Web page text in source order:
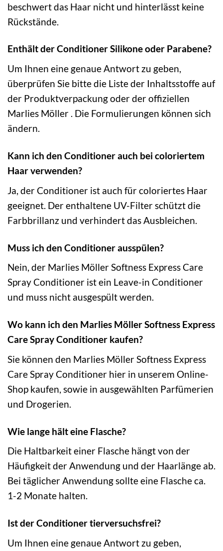
beschwert das Haar nicht und hinterlässt keine
Rückstände.
Enthält der Conditioner Silikone oder Parabene?
Um Ihnen eine genaue Antwort zu geben,
überprüfen Sie bitte die Liste der Inhaltsstoffe auf
der Produktverpackung oder der offiziellen
Marlies Möller . Die Formulierungen können sich
ändern.
Kann ich den Conditioner auch bei coloriertem
Haar verwenden?
Ja, der Conditioner ist auch für coloriertes Haar
geeignet. Der enthaltene UV-Filter schützt die
Farbbrillanz und verhindert das Ausbleichen.
Muss ich den Conditioner ausspülen?
Nein, der Marlies Möller Softness Express Care
Spray Conditioner ist ein Leave-in Conditioner
und muss nicht ausgespült werden.
Wo kann ich den Marlies Möller Softness Express
Care Spray Conditioner kaufen?
Sie können den Marlies Möller Softness Express
Care Spray Conditioner hier in unserem Online-
Shop kaufen, sowie in ausgewählten Parfümerien
und Drogerien.
Wie lange hält eine Flasche?
Die Haltbarkeit einer Flasche hängt von der
Häufigkeit der Anwendung und der Haarlänge ab.
Bei täglicher Anwendung sollte eine Flasche ca.
1-2 Monate halten.
Ist der Conditioner tierversuchsfrei?
Um Ihnen eine genaue Antwort zu geben,